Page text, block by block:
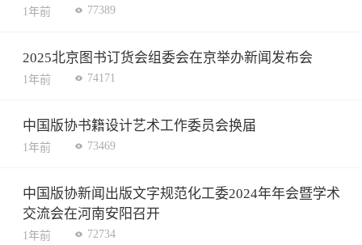
1年前 77389
2025北京图书订货会组委会在京举办新闻发布会
1年前 74171
中国版协书籍设计艺术工作委员会换届
1年前 73469
中国版协新闻出版文字规范化工委2024年年会暨学术
交流会在河南安阳召开
1年前 72734